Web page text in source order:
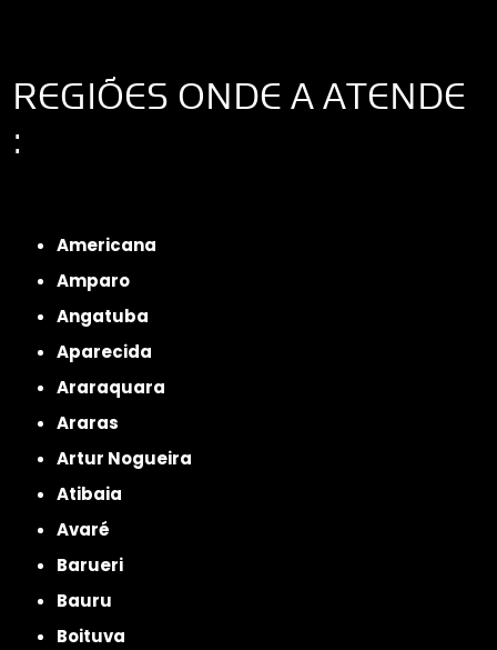
REGIÕES ONDE A ATENDE
:
Americana
Amparo
Angatuba
Aparecida
Araraquara
Araras
Artur Nogueira
Atibaia
Avaré
Barueri
Bauru
Boituva